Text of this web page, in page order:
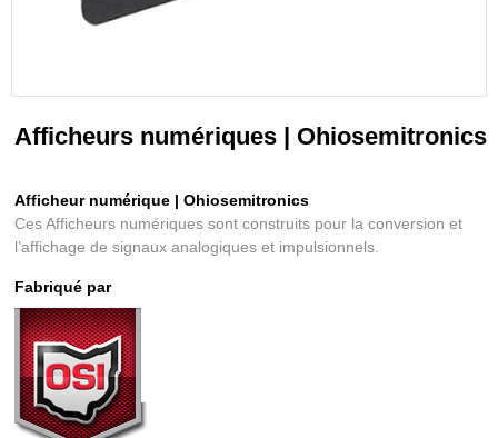
Afficheurs numériques | Ohiosemitronics
Afficheur numérique | Ohiosemitronics
Ces Afficheurs numériques sont construits pour la conversion et
l’affichage de signaux analogiques et impulsionnels.
Fabriqué par